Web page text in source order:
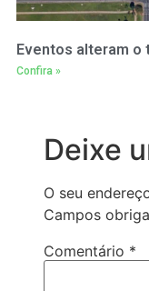
Eventos alteram o
Confira »
Deixe
O seu
Campos
Comentário *